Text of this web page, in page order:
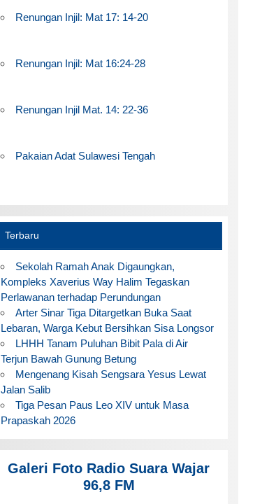
Renungan Injil: Mat 17: 14-20
Renungan Injil: Mat 16:24-28
Renungan Injil Mat. 14: 22-36
Pakaian Adat Sulawesi Tengah
Terbaru
Sekolah Ramah Anak Digaungkan,
Kompleks Xaverius Way Halim Tegaskan
Perlawanan terhadap Perundungan
Arter Sinar Tiga Ditargetkan Buka Saat
Lebaran, Warga Kebut Bersihkan Sisa Longsor
LHHH Tanam Puluhan Bibit Pala di Air
Terjun Bawah Gunung Betung
Mengenang Kisah Sengsara Yesus Lewat
Jalan Salib
Tiga Pesan Paus Leo XIV untuk Masa
Prapaskah 2026
Galeri Foto Radio Suara Wajar
96,8 FM